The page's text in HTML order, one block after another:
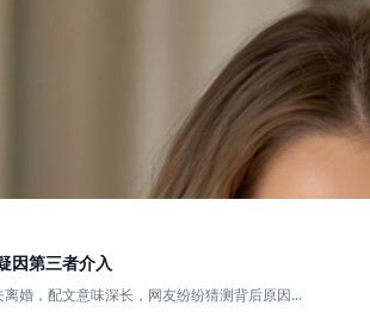
因第三者介入
婚，配文意味深长，网友纷纷猜测背后原因...